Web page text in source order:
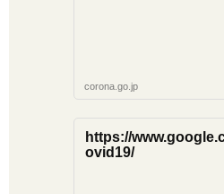
corona.go.jp
https://
ovid19/